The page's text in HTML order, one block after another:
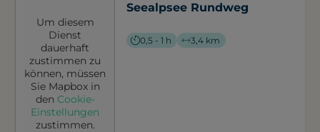
Um diesem
Dienst
dauerhaft
zustimmen zu
können, müssen
Sie Mapboxin
den Cookie-
Einstellungen
zustimmen.
Seealpsee Rundweg
0,5 - 1 h 3,4 km